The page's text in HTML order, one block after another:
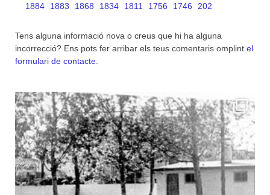
1884
1883 1868 1834 1811 1756 1746 202
Tens alguna informació nova o creus que hi ha alguna
incorrecció? Ens pots fer arribar els teus comentaris omplint el
formulari de contacte